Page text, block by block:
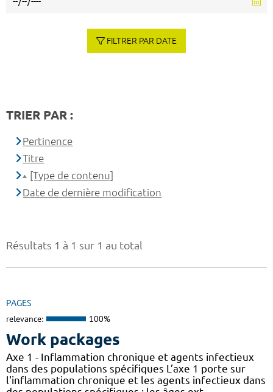
Résultats 1 à 1 sur 1 au total
PAGES
relevance: 100%
Work packages
Axe 1 - Inflammation chronique et agents infectieux
dans des populations spécifiques L’axe 1 porte sur
l'inflammation chronique et les agents infectieux dans
FILTRER PAR DATE
TRIER PAR :
Pertinence
Titre
[Type de contenu]
Date de dernière modification